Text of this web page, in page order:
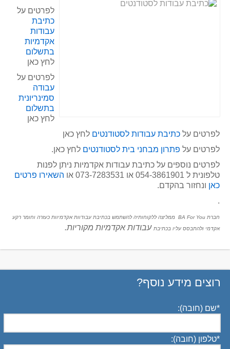
לפרטים על
כתיבת
עבודות
אקדמיות
בתשלום
לחץ כאן
לפרטים על
עבודה
סמינריונית
בתשלום
לחץ כאן
לפרטים על כתיבת עבודות לסטודנטים לחץ כאן
לפרטים על פתרון מבחני בית לסטודנטים לחץ כאן.
לפרטים נוספים על כתיבת עבודות אקדמיות ניתן לפנות
טלפונית ל 054-3861901 או 073-7283531 או
השאירו פרטים
כאן ונחזור בהקדם.
.
ח
ברת BA For You ממליצה ללקוחותיה להשתמש בכתיבת עבודוות אקדמיוות כעזרה וחומר רקע
אקדמי ולהתבסס עליו בכתיבת עבודות אקדמיות מקוריות.
רוצים מידע נוסף?
שם (חובה):*
טלפון (חובה):*